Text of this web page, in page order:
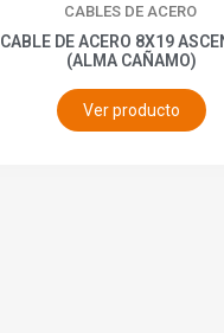
CABLES DE ACERO
CABLE DE ACERO 8X19
(ALMA CAÑAMO)
Ver producto